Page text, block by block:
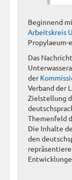
Beginnend
Arbeitskreis
Propylaeum-
Das
der
Verband der
Zielstellung
Themenfeld
Die Inhalte
den